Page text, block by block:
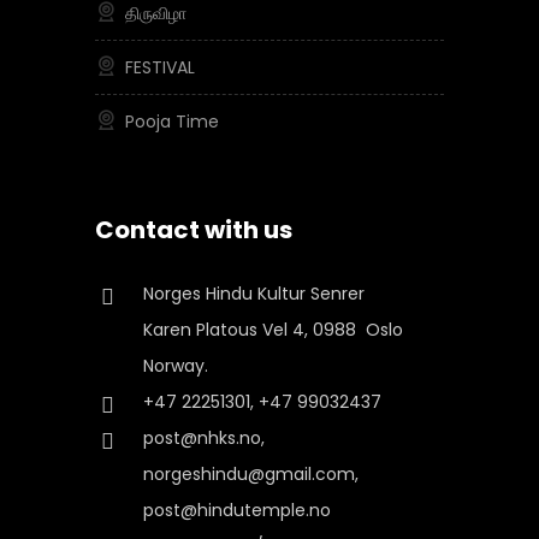
திருவிழா
FESTIVAL
Pooja Time
Contact with us
Norges Hindu Kultur Senrer
Karen Platous Vel 4, 0988 Oslo
Norway.
+47 22251301, +47 99032437
post@nhks.no,
norgeshindu@gmail.com,
post@hindutemple.no